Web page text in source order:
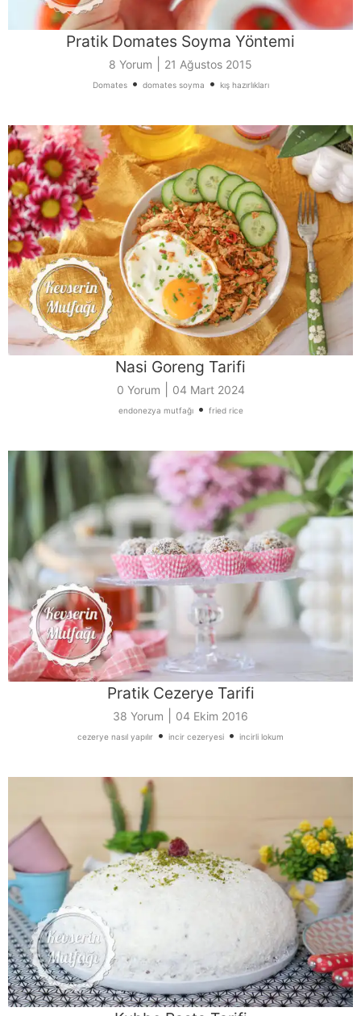
Pratik Domates Soyma Yöntemi
8 Yorum 21 Ağustos 2015
Domates• domates soyma • kış hazırlıkları
Nasi Goreng Tarifi
0 Yorum 04 Mart 2024
endonezya mutfağı• fried rice
Pratik Cezerye Tarifi
38 Yorum 04 Ekim 2016
cezerye nasıl yapılır • incir cezeryesi • incirli lokum